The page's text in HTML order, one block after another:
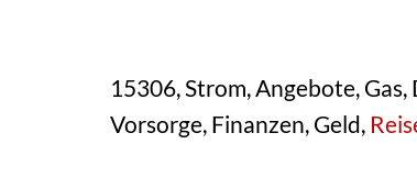
15306, Strom, Angebote,
Vorsorge, Finanzen, Geld,